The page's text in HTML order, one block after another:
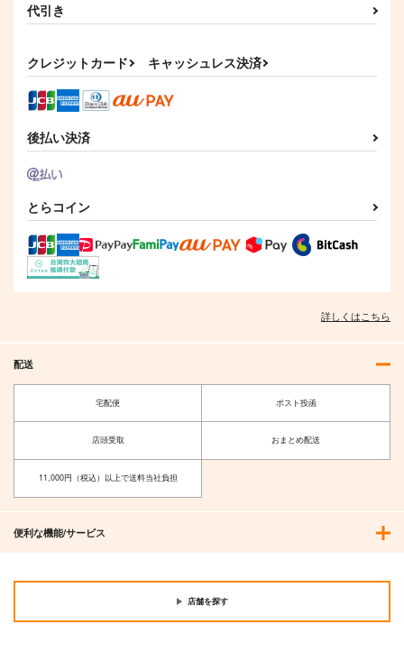
代引き
クレジットカード キャッシュレス決済
後払い決済
とらコイン
詳しくはこちら
配送
宅配便 ポスト投函
店頭受取 おまとめ配送
11,000円（税込）以上で送料当社負担
便利な機能/サービス
店舗を探す